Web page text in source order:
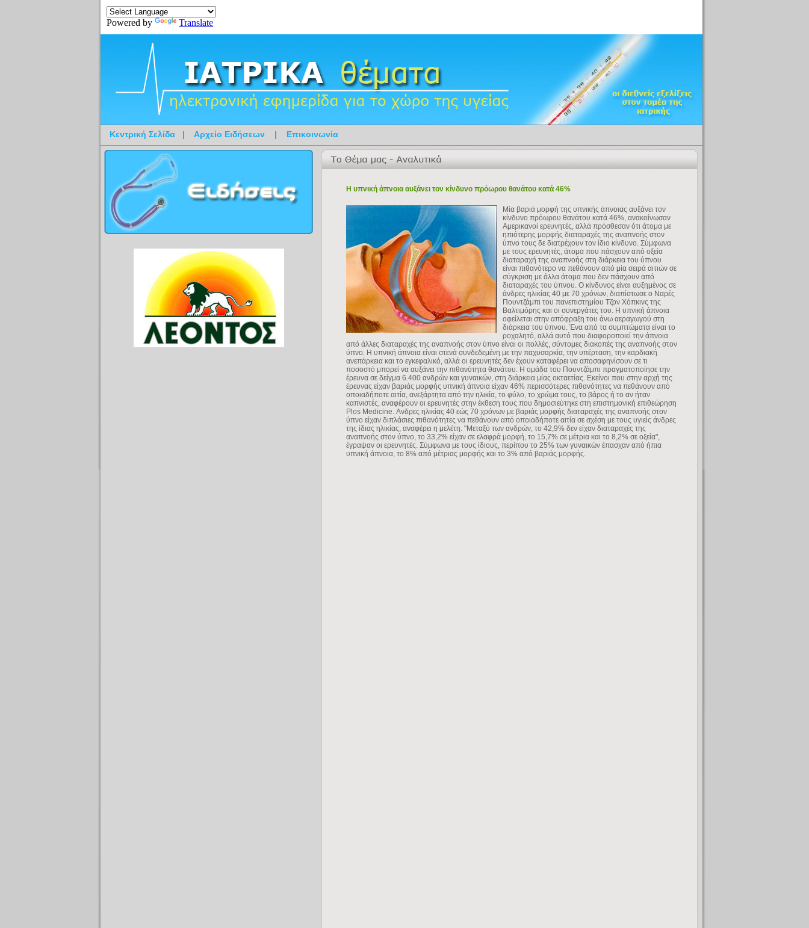
Powered by Translate
Κεντρική Σελίδα | Αρχείο Ειδήσεων | Επικοινωνία
Η υπνική άπνοια αυξάνει τον κίνδυνο πρόωρου θανάτου κατά 46%
Μία βαριά μορφή της υπνικής άπνοιας αυξάνει τον
κίνδυνο πρόωρου θανάτου κατά 46%, ανακοίνωσαν
Αμερικανοί ερευνητές, αλλά πρόσθεσαν ότι άτομα με
ηπιότερης μορφής διαταραχές της αναπνοής στον
ύπνο τους δε διατρέχουν τον ίδιο κίνδυνο. Σύμφωνα
με τους ερευνητές, άτομα που πάσχουν από οξεία
διαταραχή της αναπνοής στη διάρκεια του ύπνου
είναι πιθανότερο να πεθάνουν από μία σειρά αιτιών σε
σύγκριση με άλλα άτομα που δεν πάσχουν από
διαταραχές του ύπνου. Ο κίνδυνος είναι αυξημένος σε
άνδρες ηλικίας 40 με 70 χρόνων, διαπίστωσε ο Ναρές
Πουντζάμπι του πανεπιστημίου Τζον Χόπκινς της
Βαλτιμόρης και οι συνεργάτες του. Η υπνική άπνοια
οφείλεται στην απόφραξη του άνω αεραγωγού στη
διάρκεια του ύπνου. Ένα από τα συμπτώματα είναι το
ροχαλητό, αλλά αυτό που διαφοροποιεί την άπνοια
από άλλες διαταραχές της αναπνοής στον ύπνο είναι οι πολλές, σύντομες διακοπές της αναπνοής στον
ύπνο. Η υπνική άπνοια είναι στενά συνδεδεμένη με την παχυσαρκία, την υπέρταση, την καρδιακή
ανεπάρκεια και το εγκεφαλικό, αλλά οι ερευνητές δεν έχουν καταφέρει να αποσαφηνίσουν σε τι
ποσοστό μπορεί να αυξάνει την πιθανότητα θανάτου. Η ομάδα του Πουντζάμπι πραγματοποίησε την
έρευνα σε δείγμα 6.400 ανδρών και γυναικών, στη διάρκεια μίας οκταετίας. Εκείνοι που στην αρχή της
έρευνας είχαν βαριάς μορφής υπνική άπνοια είχαν 46% περισσότερες πιθανότητες να πεθάνουν από
οποιαδήποτε αιτία, ανεξάρτητα από την ηλικία, το φύλο, το χρώμα τους, το βάρος ή το αν ήταν
καπνιστές, αναφέρουν οι ερευνητές στην έκθεση τους που δημοσιεύτηκε στη επιστημονική επιθεώρηση
Plos Medicine. Ανδρες ηλικίας 40 εώς 70 χρόνων με βαριάς μορφής διαταραχές της αναπνοής στον
ύπνο είχαν διπλάσιες πιθανότητες να πεθάνουν από οποιαδήποτε αιτία σε σχέση με τους υγιείς άνδρες
της ίδιας ηλικίας, αναφέρει η μελέτη. "Μεταξύ των ανδρών, το 42,9% δεν είχαν διαταραχές της
αναπνοής στον ύπνο, το 33,2% είχαν σε ελαφρά μορφή, το 15,7% σε μέτρια και το 8,2% σε οξεία",
έγραψαν οι ερευνητές. Σύμφωνα με τους ίδιους, περίπου το 25% των γυναικών έπασχαν από ήπια
υπνική άπνοια, το 8% από μέτριας μορφής και το 3% από βαριάς μορφής.